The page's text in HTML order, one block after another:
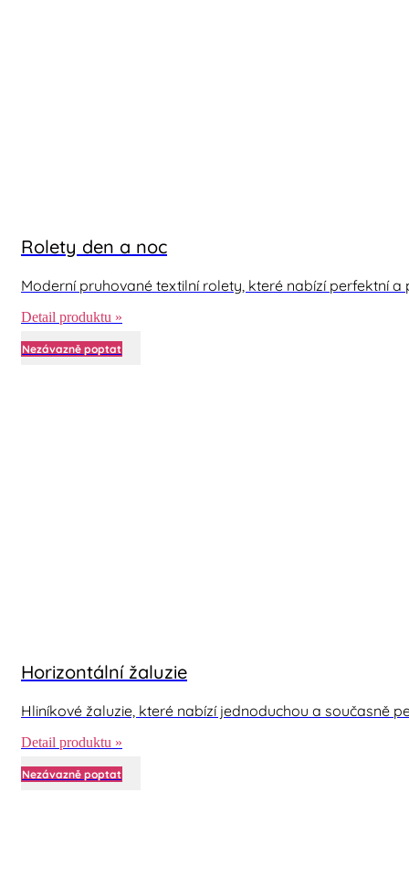
Rolety den a noc
Moderní pruhované textilní rolety, které nabízí perfektní a
Detail produktu »
Nezávazně poptat
Horizontální žaluzie
Hliníkové žaluzie, které nabízí jednoduchou a současně
Detail produktu »
Nezávazně poptat